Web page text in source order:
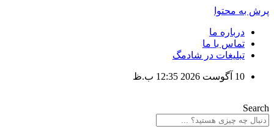
پرش به محتوا
درباره ما
تماس با ما
تبلیغات در شادمگ
10 آگوست 2026 12:35 ب.ظ
Search